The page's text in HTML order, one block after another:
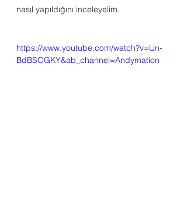
nasıl yapıldığını inceleyelim.
https://www.youtube.com/watch?v=Un-
BdBSOGKY&ab_channel=Andymation